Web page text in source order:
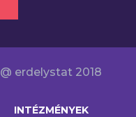
@ erdelystat 2018
INTÉZMÉNYEK